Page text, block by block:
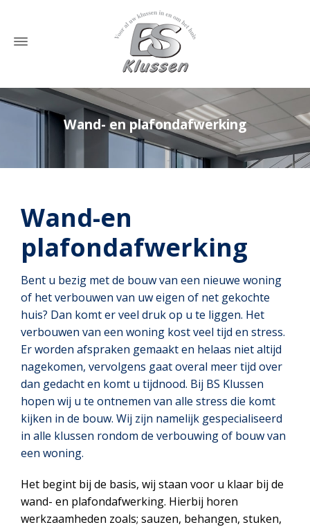
Wand- en plafondafwerking
Wand-en
plafondafwerking
Bent u bezig met de bouw van een nieuwe woning
of het verbouwen van uw eigen of net gekochte
huis? Dan komt er veel druk op u te liggen. Het
verbouwen van een woning kost veel tijd en stress.
Er worden afspraken gemaakt en helaas niet altijd
nagekomen, vervolgens gaat overal meer tijd over
dan gedacht en komt u tijdnood. Bij BS Klussen
hopen wij u te ontnemen van alle stress die komt
kijken in de bouw. Wij zijn namelijk gespecialiseerd
in alle klussen rondom de verbouwing of bouw van
een woning.
Het begint bij de basis, wij staan voor u klaar bij de
wand- en plafondafwerking. Hierbij horen
werkzaamheden zoals; sauzen, behangen, stuken,